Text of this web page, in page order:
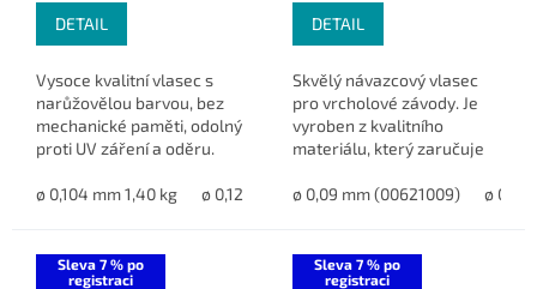
DETAIL
Vysoce kvalitní vlasec s
narůžovělou barvou, bez
mechanické paměti, odolný
proti UV záření a oděru.
mořský rybolov.
ø 0,104 mm 1,40 kg ø 0,128 mm 2 kg ø 0,148 mm 2,6 kg
DETAIL
Skvělý návazcový vlasec
pro vrcholové závody. Je
vyroben z kvalitního
materiálu, který zaručuje
minimální viditelnost ve
ø 0,09 mm (00621009) ø 0,10
Sleva 7 % po
registraci
Sleva 7 % po
registraci